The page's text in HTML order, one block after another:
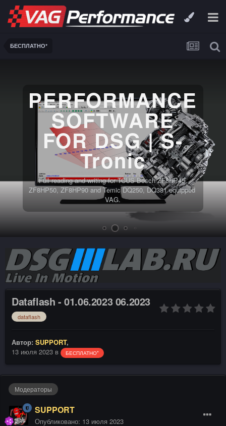
БЕСПЛАТНО*
PERFORMANCE
SOFTWARE
FOR DSG | S-
Tronic
Full reading and writing for TCUS Bosch ZF8HP45,
ZF8HP50, ZF8HP90 and Temic DQ250, DQ381 equipped
VAG.
Dataflash - 01.06.2023 06.2023
dataflash
Автор: SUPPORT,
13 июля 2023 в БЕСПЛАТНО*
Модераторы
SUPPORT
Опубликовано: 13 июля 2023